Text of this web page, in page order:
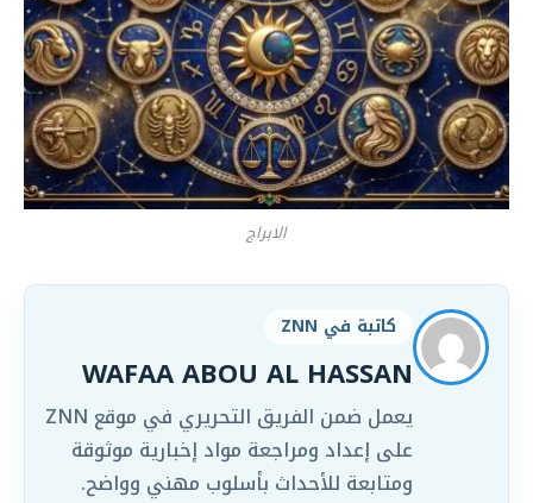
الابراج
كاتبة في ZNN
WAFAA ABOU AL HASSAN
يعمل ضمن الفريق التحريري في موقع ZNN
على إعداد ومراجعة مواد إخبارية موثوقة
ومتابعة للأحداث بأسلوب مهني وواضح.